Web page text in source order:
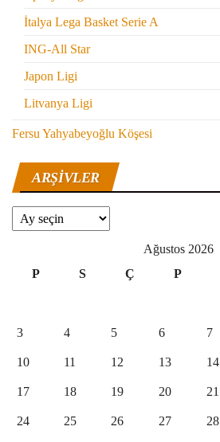
İtalya Lega Basket Serie A
ING-All Star
Japon Ligi
Litvanya Ligi
Fersu Yahyabeyoğlu Köşesi
ARŞIVLER
Arşivler
Ağustos 2026
P
S Ç P
3 4 5 6 7
10 11 12 13 14
17 18 19 20 21
24 25 26 27 28